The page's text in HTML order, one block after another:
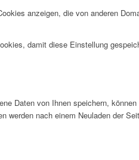
anzeigen, die von anderen
damit diese Einstellung
Daten von Ihnen speichern,
werden nach einem Neuladen der